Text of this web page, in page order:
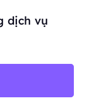
dịch vụ